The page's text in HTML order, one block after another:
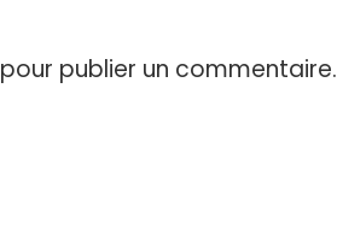
pour publier un commentaire.